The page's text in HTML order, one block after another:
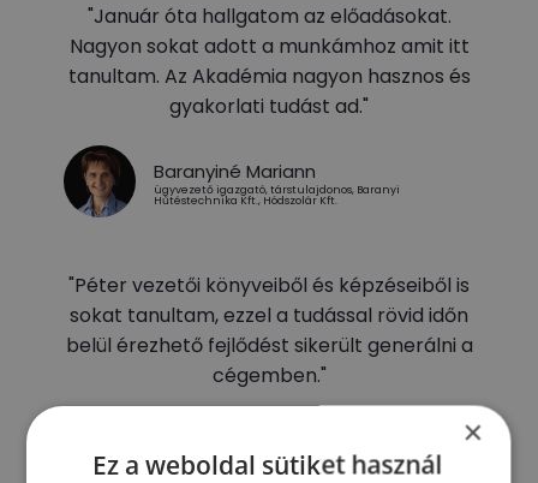
"Január óta hallgatom az előadásokat.
Nagyon sokat adott a munkámhoz amit itt
tanultam. Az Akadémia nagyon hasznos és
gyakorlati tudást ad."
Baranyiné Mariann
ügyvezető igazgató, társtulajdonos, Baranyi
Hűtéstechnika Kft., Hódszolár Kft.
"Péter vezetői könyveiből és képzéseiből is
sokat tanultam, ezzel a tudással rövid időn
belül érezhető fejlődést sikerült generálni a
cégemben."
alapító, Tejmadár Kft.
×
Ez a weboldal sütiket használ